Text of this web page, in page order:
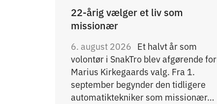
22-årig vælger et liv som
missionær
6. august 2026 Et halvt år som
volontør i SnakTro blev afgørende for
Marius Kirkegaards valg. Fra 1.
september begynder den tidligere
automatiktekniker som missionær…